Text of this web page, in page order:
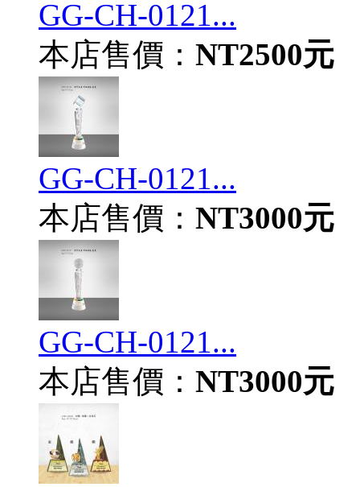
GG-CH-0121...
本店售價： NT2500元
GG-CH-0121...
本店售價： NT3000元
GG-CH-0121...
本店售價： NT3000元